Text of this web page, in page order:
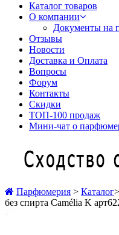
Каталог товаров
О компании
Документы на
Отзывы
Новости
Доставка и Оплата
Вопросы
Форум
Контакты
Скидки
ТОП-100 продаж
Мини-чат о
Парфюмерия > Каталог>
без спирта Camélia K